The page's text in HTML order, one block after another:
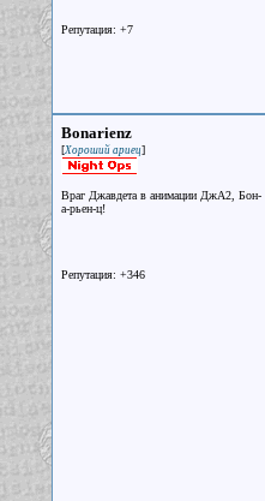
Репутация: +7
Bonarienz
[Хороший ариец]
Враг Джавдета в анимации ДжА2, Бон-
а-рьен-ц!
Репутация: +346